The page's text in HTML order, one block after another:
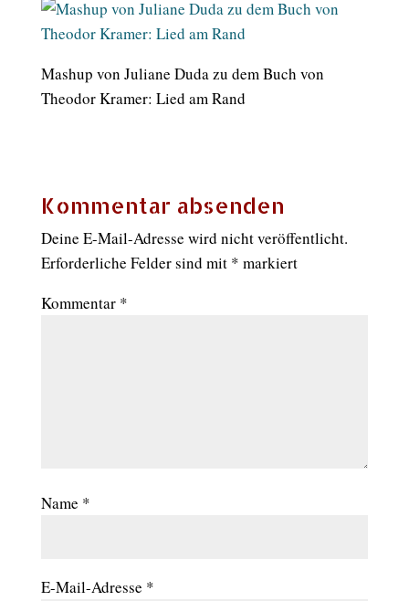
Mashup von Juliane Duda zu dem Buch von
Theodor Kramer: Lied am Rand
Kommentar absenden
Deine E-Mail-Adresse wird nicht veröffentlicht.
Erforderliche Felder sind mit * markiert
Kommentar *
Name *
E-Mail-Adresse *